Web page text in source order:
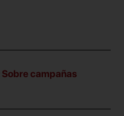
Sobre campañas